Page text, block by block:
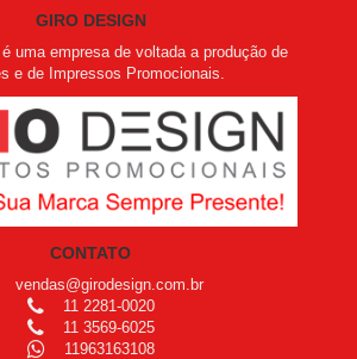
GIRO DESIGN
uma empresa de voltada a produção de
e de Impressos Promocionais.
CONTATO
vendas@girodesign.com.br
11 2281-0020
11 3569-6025
11963163108